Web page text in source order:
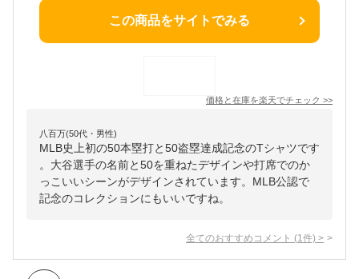
この商品をサイトでみる
価格と在庫を楽天でチェック >>
八百万(50代・男性)
MLB史上初の50本塁打と50盗塁達成記念のTシャツです
。大谷選手の名前と50を重ねたデザインや打席でのか
っこいいシーンがデザインされています。MLB公認で
記念のコレクションにもいいですね。
全てのおすすめコメント (1 件) >